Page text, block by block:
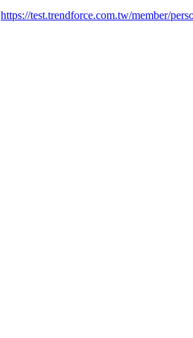
https://test.trendforce.com.tw/member/